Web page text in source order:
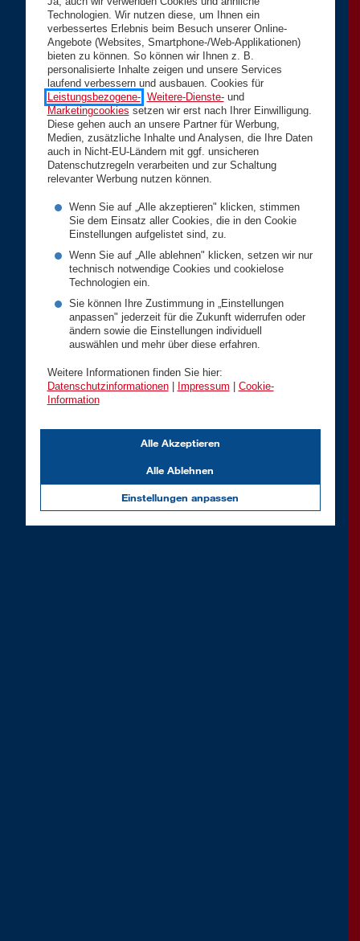
Technologien. Wir nutzen diese, um Ihnen ein
verbessertes Erlebnis beim Besuch unserer Online-
Angebote (Websites, Smartphone-/Web-Applikationen)
bieten zu können. So können wir Ihnen z. B.
personalisierte Inhalte zeigen und unsere Services
laufend verbessern und ausbauen. Cookies für
Leistungsbezogene-, Weitere-Dienste-und
Marketingcookies setzen wir erst nach Ihrer Einwilligung.
Diese gehen auch an unsere Partner für Werbung,
Medien, zusätzliche Inhalte und Analysen, die Ihre Daten
auch in Nicht-EU-Ländern mit ggf. unsicheren
Datenschutzregeln verarbeiten und zur Schaltung
relevanter Werbung nutzen können.
Wenn Sie auf „Alle akzeptieren" klicken, stimmen
Sie dem Einsatz aller Cookies, die in den Cookie
Einstellungen aufgelistet sind, zu.
Wenn Sie auf „Alle ablehnen" klicken, setzen wir nur
technisch notwendige Cookies und cookielose
Technologien ein.
Sie können Ihre Zustimmung in „Einstellungen
anpassen" jederzeit für die Zukunft widerrufen oder
ändern sowie die Einstellungen individuell
auswählen und mehr über diese erfahren.
Weitere Informationen finden Sie hier:
Datenschutzinformationen| Impressum
Cookie-
Information
Einstellungen anpassen
Alle Ablehnen
Alle Akzeptieren